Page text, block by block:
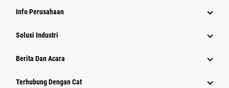
Info Perusahaan
Solusi Industri
Berita Dan Acara
Terhubung Dengan Cat